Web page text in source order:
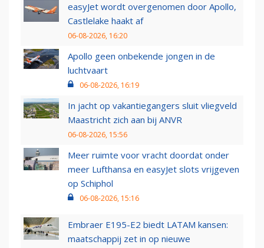
easyJet wordt overgenomen door Apollo,
Castlelake haakt af
06-08-2026, 16:20
Apollo geen onbekende jongen in de
luchtvaart
06-08-2026, 16:19
In jacht op vakantiegangers sluit vliegveld
Maastricht zich aan bij ANVR
06-08-2026, 15:56
Meer ruimte voor vracht doordat onder
meer Lufthansa en easyJet slots vrijgeven
op Schiphol
06-08-2026, 15:16
Embraer E195-E2 biedt LATAM kansen:
maatschappij zet in op nieuwe